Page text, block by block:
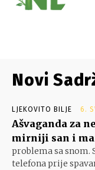
Novi
LJEKOVITO BILJE 6.
Ašvaganda za
mirniji san i
problema sa snom.
telefona prije